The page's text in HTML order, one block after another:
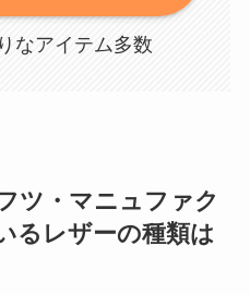
なアイテム多数
ツ・マニュファク
るレザーの種類は